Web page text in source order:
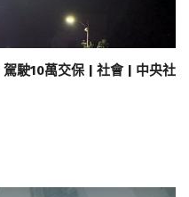
駛10萬交保 | 社會 | 中央社